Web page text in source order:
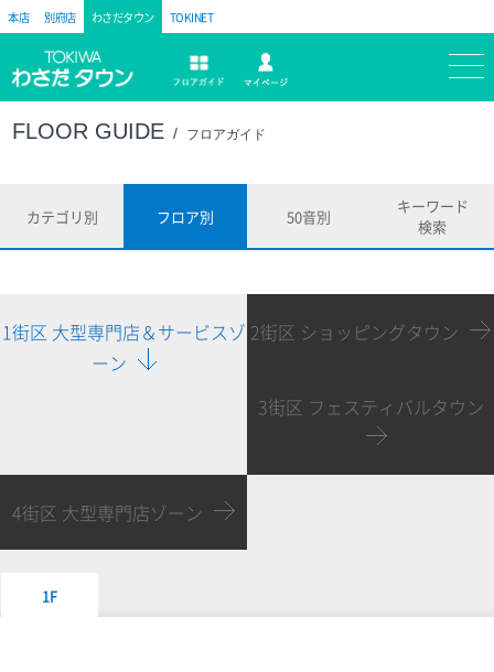
本店 別府店 わさだタウン TOKINET
トキハ フロアガイド
FLOOR GUIDE フロアガイド
カテゴリ別 フロア別 50音別
キーワード
検索
1街区 大型専門店＆サービスゾ
ーン
2街区 ショッピングタウン
3街区 フェスティバルタウン
4街区 大型専門店ゾーン
1F